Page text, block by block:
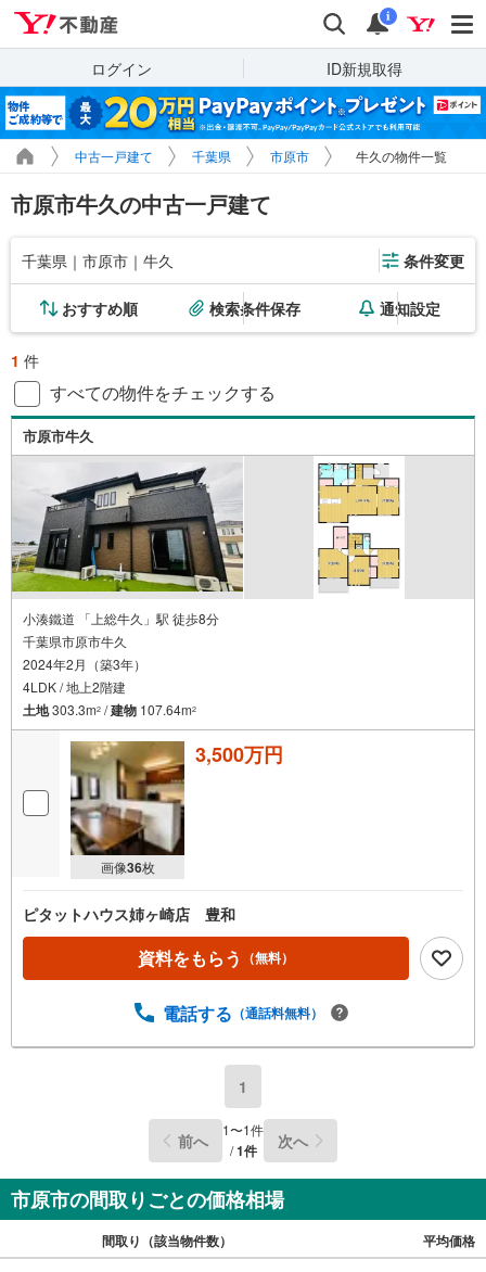
検索 通知
i
ログイン ID新規取得
中古一戸建て 千葉県 市原市 牛久の物件一覧
市原市牛久の中古一戸建て
千葉県｜市原市｜牛久 条件変更
おすすめ順 検索条件保存 通知設定
1 件
すべての物件をチェックする
市原市牛久
小湊鐵道 「上総牛久」駅 徒歩8分
千葉県市原市牛久
2024年2月（築3年）
4LDK / 地上2階建
土地303.3m2 /建物 107.64m2
画像36枚
3,500万円
ピタットハウス姉ヶ崎店 豊和
資料をもらう （無料）
電話する （通話料無料）
1
前へ 1〜1件
/1件 次へ
市原市の間取りごとの価格相場
間取り（該当物件数） 平均価格